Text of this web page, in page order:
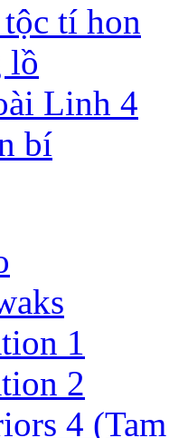
tí hon
lồ
Linh 4
bí
1
2
4